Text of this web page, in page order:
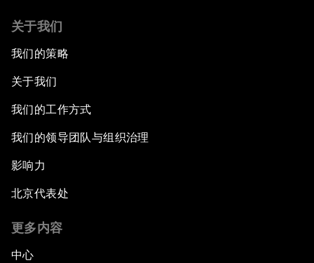
关于我们
我们的策略
关于我们
我们的工作方式
我们的领导团队与组织治理
影响力
北京代表处
更多内容
中心